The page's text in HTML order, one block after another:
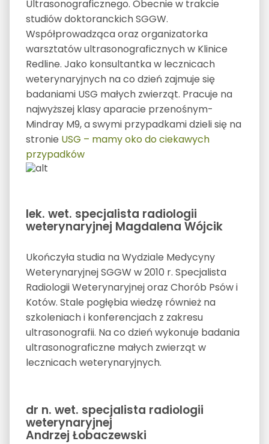
Ultrasonograficznego. Obecnie w trakcie
studiów doktoranckich SGGW.
Współprowadząca oraz organizatorka
warsztatów ultrasonograficznych w Klinice
Redline. Jako konsultantka w lecznicach
weterynaryjnych na co dzień zajmuje się
badaniami USG małych zwierząt. Pracuje na
najwyższej klasy aparacie przenośnym-
Mindray M9, a swymi przypadkami dzieli się na
stronie USG – mamy oko do ciekawych
przypadków
lek. wet. specjalista radiologii
weterynaryjnej Magdalena Wójcik
Ukończyła studia na Wydziale Medycyny
Weterynaryjnej SGGW w 2010 r. Specjalista
Radiologii Weterynaryjnej oraz Chorób Psów i
Kotów. Stale pogłębia wiedzę również na
szkoleniach i konferencjach z zakresu
ultrasonografii. Na co dzień wykonuje badania
ultrasonograficzne małych zwierząt w
lecznicach weterynaryjnych.
dr n. wet. specjalista radiologii
weterynaryjnej
Andrzej Łobaczewski